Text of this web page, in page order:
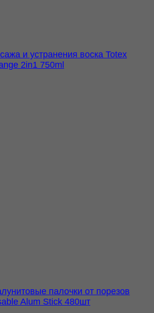
и устранения воска Totex
2in1 750ml
палочки от порезов
Alum Stick 480шт